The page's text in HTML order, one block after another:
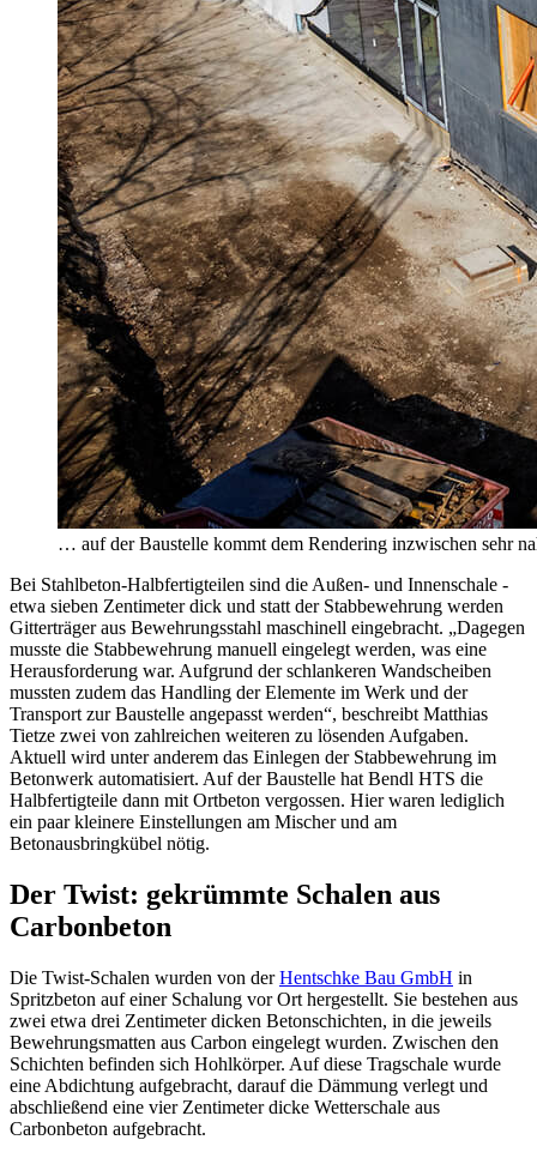
… auf der Baustelle kommt dem Rendering inzwischen sehr
Bei Stahlbeton-Halbfertigteilen sind die Außen- und Innenschale ­
etwa sieben Zentimeter dick und statt der Stabbewehrung werden
Gitterträger aus Bewehrungsstahl maschinell eingebracht. „Dagegen
musste die Stabbewehrung manuell eingelegt werden, was eine
Herausforderung war. Aufgrund der schlankeren Wandscheiben
mussten zudem das Handling der Elemente im Werk und der
Transport zur Baustelle angepasst werden“, beschreibt Matthias
Tietze zwei von zahlreichen weiteren zu lösenden Aufgaben.
Aktuell wird unter anderem das Einlegen der Stabbewehrung im
Betonwerk automatisiert. Auf der Baustelle hat Bendl HTS die
Halbfertigteile dann mit Ortbeton vergossen. Hier waren lediglich
ein paar kleinere Einstellungen am Mischer und am
Betonausbringkübel nötig.
Der Twist: gekrümmte Schalen aus
Carbonbeton
Die Twist-Schalen wurden von derHentschke Bau GmbH in
Spritzbeton auf einer Schalung vor Ort hergestellt. Sie bestehen aus
zwei etwa drei Zentimeter dicken Betonschichten, in die jeweils
Bewehrungsmatten aus Carbon eingelegt wurden. Zwischen den
Schichten befinden sich Hohlkörper. Auf diese Tragschale wurde
eine Abdichtung aufgebracht, darauf die Dämmung verlegt und
abschließend eine vier Zentimeter dicke Wetterschale aus
Carbonbeton aufgebracht.